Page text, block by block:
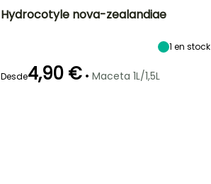
Exposición
Sol,
Hydrocotyle nova-zealandiae
1 en stock
Desde4,90 € • Maceta 1L/1,5L